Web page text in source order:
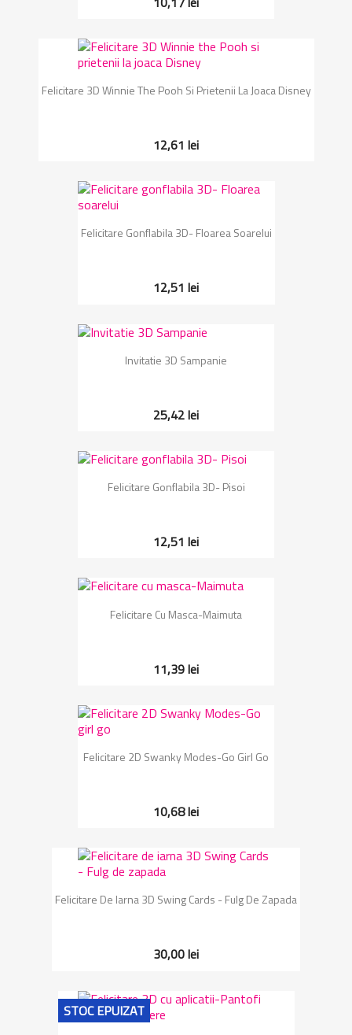
Felicitare 3D Winnie The Pooh Si Prietenii La Joaca Disney
12,61 lei
Felicitare Gonflabila 3D- Floarea Soarelui
12,51 lei
Invitatie 3D Sampanie
25,42 lei
Felicitare Gonflabila 3D- Pisoi
12,51 lei
Felicitare Cu Masca-Maimuta
11,39 lei
Felicitare 2D Swanky Modes-Go Girl Go
10,68 lei
Felicitare De Iarna 3D Swing Cards - Fulg De Zapada
30,00 lei
STOC EPUIZAT